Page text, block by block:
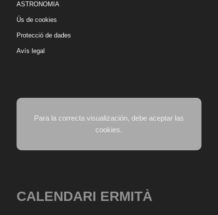
ASTRONOMIA
Ús de cookies
Protecció de dades
Avís legal
Para la correcta visualización, debe aceptar las
cookies.
CALENDARI ERMITÀ